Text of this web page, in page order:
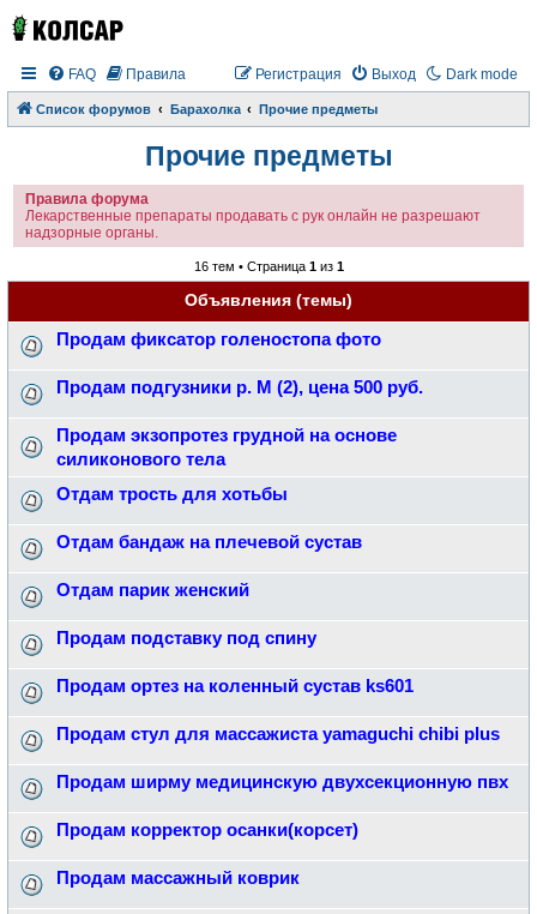
Dark mode
FAQ Правила Выход
Регистрация
Список форумов Барахолка Прочие предметы
Прочие предметы
Правила форума
Лекарственные препараты продавать с рук онлайн не разрешают
надзорные органы.
16 тем • Страница 1из 1
Объявления (темы)
Продам фиксатор голеностопа фото
Продам подгузники р. М (2), цена 500 руб.
Продам экзопротез грудной на основе
силиконового тела
Отдам трость для хотьбы
Отдам бандаж на плечевой сустав
Отдам парик женский
Продам подставку под спину
Продам ортез на коленный сустав ks601
Продам стул для массажиста yamaguchi chibi plus
Продам ширму медицинскую двухсекционную пвх
Продам корректор осанки(корсет)
Продам массажный коврик